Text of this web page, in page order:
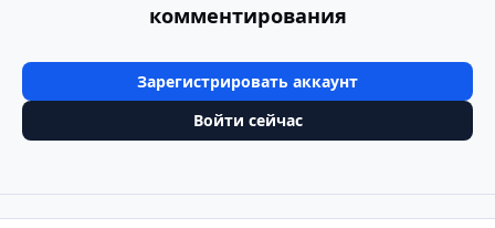
комментирования
Зарегистрировать аккаунт
Войти сейчас